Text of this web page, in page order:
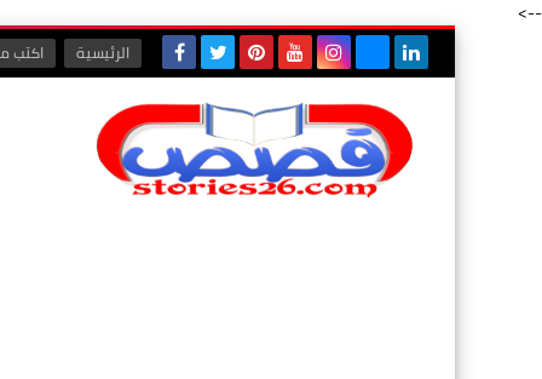
-->
الرئيسية اكتب